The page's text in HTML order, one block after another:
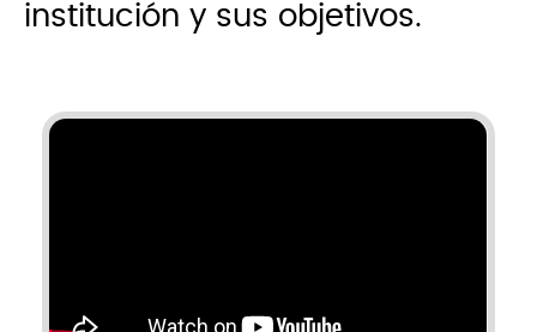
institución y sus objetivos.